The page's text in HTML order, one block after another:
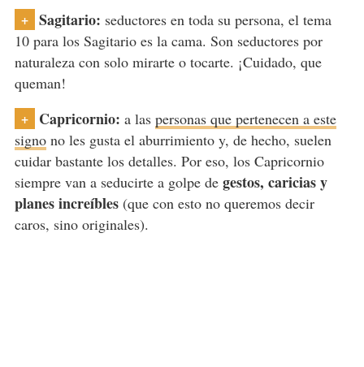
+ Sagitario: seductores en toda su persona, el tema
10 para los Sagitario es la cama. Son seductores por
naturaleza con solo mirarte o tocarte. ¡Cuidado, que
queman!
+ Capricornio: a las personas que pertenecen a este
signono les gusta el aburrimiento y, de hecho, suelen
cuidar bastante los detalles. Por eso, los Capricornio
siempre van a seducirte a golpe de gestos, caricias y
planes increíbles(que con esto no queremos decir
caros, sino originales).